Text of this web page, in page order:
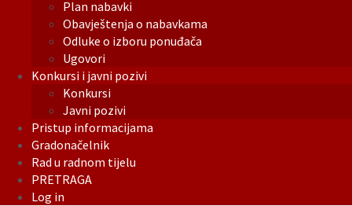
Plan nabavki
Obavještenja o nabavkama
Odluke o izboru ponuđača
Ugovori
Konkursi i javni pozivi
Konkursi
Javni pozivi
Pristup informacijama
Gradonačelnik
Rad u radnom tijelu
PRETRAGA
Log in